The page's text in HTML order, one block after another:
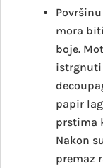
mora
boje.
istrgnuti
papir
prstima
Nakon
premaz